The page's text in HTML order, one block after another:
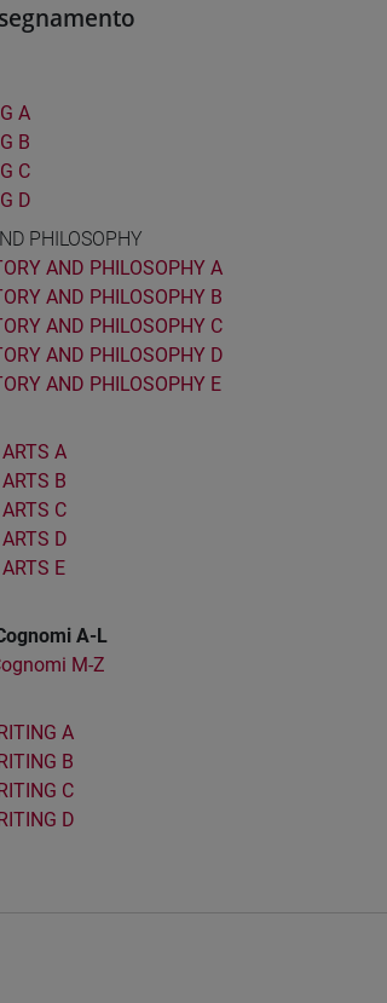
A
B
C
D
PHILOSOPHY
AND PHILOSOPHY A
AND PHILOSOPHY B
AND PHILOSOPHY C
AND PHILOSOPHY D
AND PHILOSOPHY E
A
B
C
D
E
A-L
M-Z
A
B
C
D